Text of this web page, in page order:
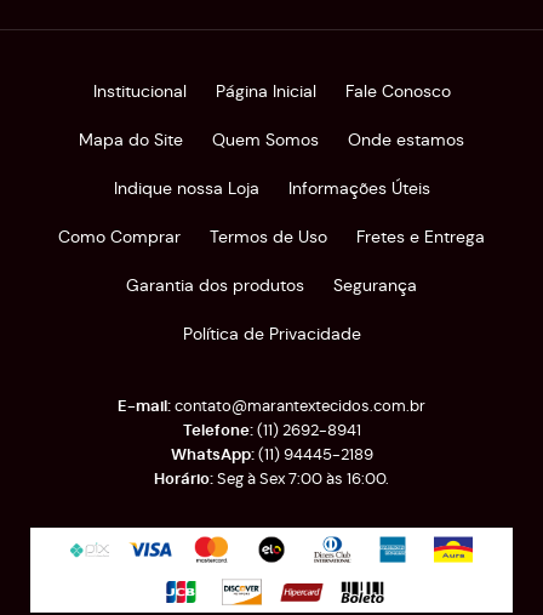
Institucional Página Inicial Fale Conosco
Mapa do Site Quem Somos Onde estamos
Indique nossa Loja Informações Úteis
Como Comprar Termos de Uso Fretes e Entrega
Garantia dos produtos Segurança
Política de Privacidade
(11)2692-8941
(11)94445-2189
Seg à Sex 7:00 às 16:00.
contato@marantextecidos.com.br